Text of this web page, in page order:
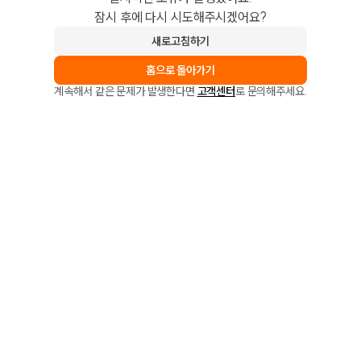
잠시 후에 다시 시도해주시겠어요?
새로고침하기
홈으로 돌아가기
계속해서 같은 문제가 발생한다면 고객센터로 문의해주세요.